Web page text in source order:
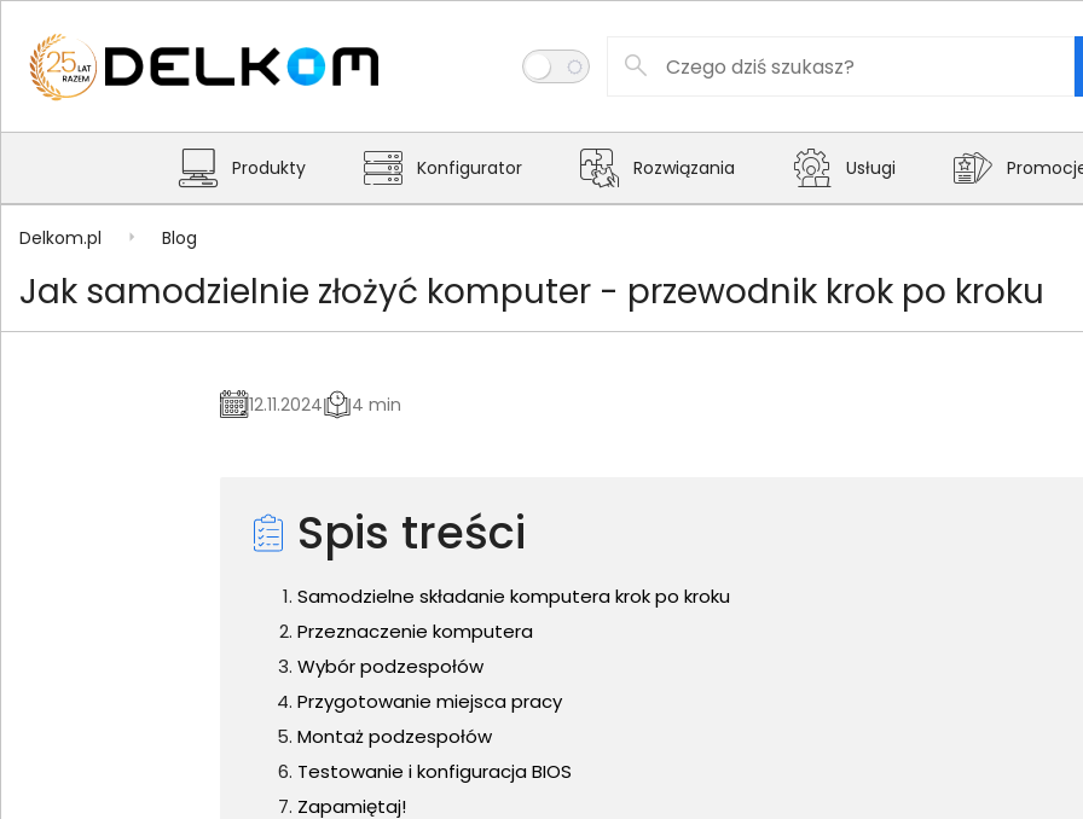
Produkty Konfigurator Rozwiązania Usługi
Delkom.pl Blog
Jak samodzielnie złożyć komputer - przewodnik krok po kroku
12.11.2024 4 min
Spis treści
Samodzielne składanie komputera krok po kroku
Przeznaczenie komputera
Wybór podzespołów
Przygotowanie miejsca pracy
Montaż podzespołów
Testowanie i konfiguracja BIOS
Zapamiętaj!